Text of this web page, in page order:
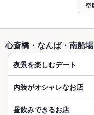
空
心斎橋・なんば・南船
夜景を楽しむデート
内装がオシャレなお店
昼飲みできるお店